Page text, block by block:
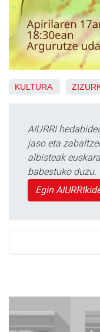
KULTURA
AIURRI
jaso eta
albisteak
babestuko duzu.
Egin